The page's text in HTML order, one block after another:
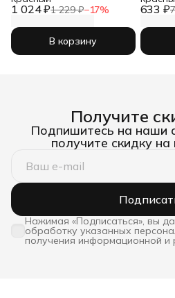
1 024 ₽1 229 ₽−17%
В корзину
633 ₽
Получите
Подпишитесь на наши
получите скидку
Нажимая «Подписаться», вы
обработку указанных
получения информационной и